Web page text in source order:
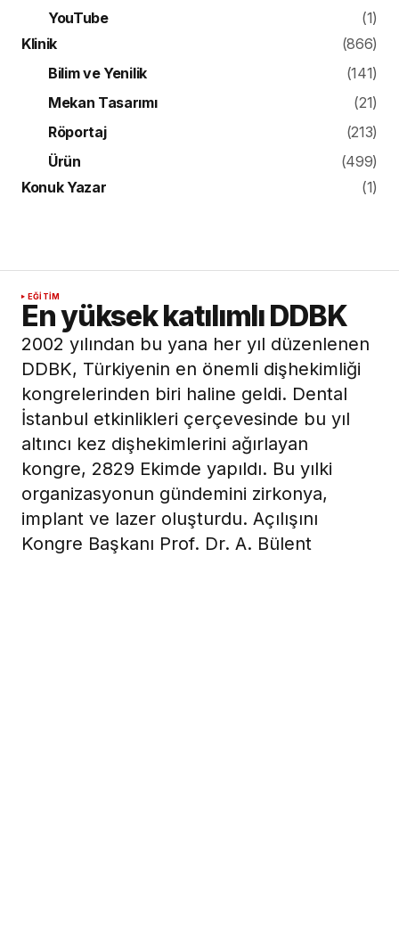
YouTube
(1)
Klinik
(866)
Bilim ve Yenilik
(141)
Mekan Tasarımı
(21)
Röportaj
(213)
Ürün
(499)
Konuk Yazar
(1)
EĞITIM
En yüksek katılımlı DDBK
2002 yılından bu yana her yıl düzenlenen
DDBK, Türkiyenin en önemli dişhekimliği
kongrelerinden biri haline geldi. Dental
İstanbul etkinlikleri çerçevesinde bu yıl
altıncı kez dişhekimlerini ağırlayan
kongre, 2829 Ekimde yapıldı. Bu yılki
organizasyonun gündemini zirkonya,
implant ve lazer oluşturdu. Açılışını
Kongre Başkanı Prof. Dr. A. Bülent